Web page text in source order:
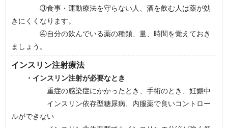
③食事・運動療法を守らない人、酒を飲む人は薬が効
きにくくなります。
④自分の飲んでいる薬の種類、量、時間を覚えておき
ましょう。
インスリン注射療法
・インスリン注射が必要なとき
重症の感染症にかかったとき、手術のとき、妊娠中
インスリン依存型糖尿病、内服薬で良いコントロー
ルができない